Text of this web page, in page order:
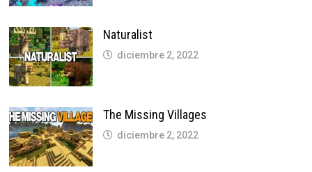
Naturalist
diciembre 2, 2022
The Missing Villages
diciembre 2, 2022